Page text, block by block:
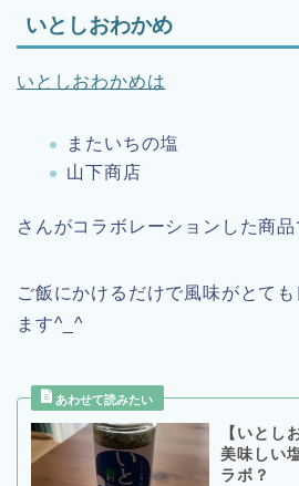
いとしおわかめ
いとしおわかめは
またいちの塩
山下商店
さんがコラボレーションした商品
ご飯にかけるだけで風味がとて
ます^_^
【いとし
美味しい
ラボ？